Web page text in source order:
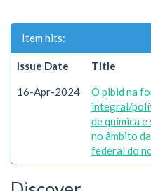
Item hits:
Issue Date Title
16-Apr-2024
O pibid na
integral/
de química
no âmbito
federal do